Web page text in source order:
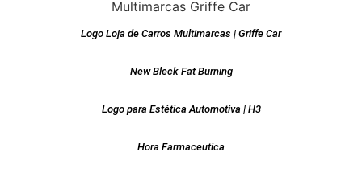
Logo Loja de Carros Multimarcas | Griffe Car
New Bleck Fat Burning
Logo para Estética Automotiva | H3
Hora Farmaceutica